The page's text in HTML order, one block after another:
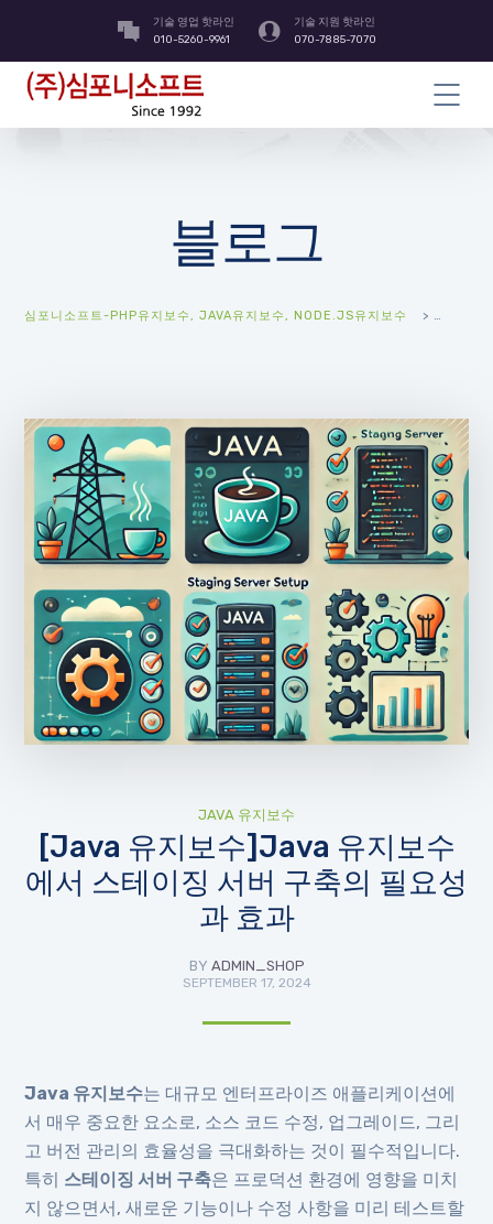
기술 영업 핫라인
010-5260-9961
기술 지원 핫라인
070-7885-7070
블로그
심포니소프트-PHP유지보수, JAVA유지보수, NODE.JS유지보수 >
JAVA 유지보수
[Java 유지보수]Java 유지보수
에서 스테이징 서버 구축의 필요성
과 효과
BY ADMIN_SHOP
SEPTEMBER 17, 2024
Java 유지보수는 대규모 엔터프라이즈 애플리케이션에
서 매우 중요한 요소로, 소스 코드 수정, 업그레이드, 그리
고 버전 관리의 효율성을 극대화하는 것이 필수적입니다.
특히 스테이징 서버 구축은 프로덕션 환경에 영향을 미치
지 않으면서, 새로운 기능이나 수정 사항을 미리 테스트할